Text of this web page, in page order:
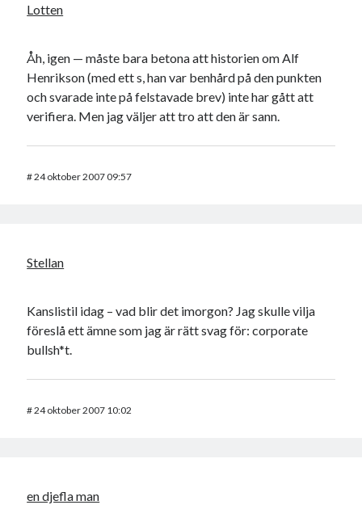
Lotten
Åh, igen — måste bara betona att historien om Alf
Henrikson (med ett s, han var benhård på den punkten
och svarade inte på felstavade brev) inte har gått att
verifiera. Men jag väljer att tro att den är sann.
#24 oktober 2007 09:57
Stellan
Kanslistil idag – vad blir det imorgon? Jag skulle vilja
föreslå ett ämne som jag är rätt svag för: corporate
bullsh*t.
#24 oktober 2007 10:02
en djefla man